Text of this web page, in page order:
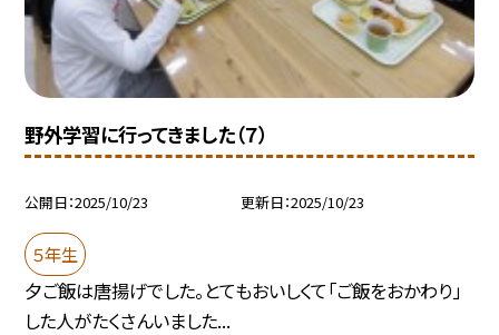
野外学習に行ってきました（７）
公開日 2025/10/23 更新日 2025/10/23
５年生
夕ご飯は唐揚げでした。とてもおいしくて「ご飯をおかわり」
した人がたくさんいました...